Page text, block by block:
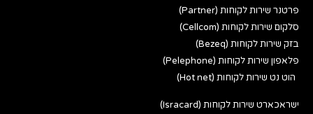
פרטנר שירות לקוחות (Partner)
סלקום שירות לקוחות (Cellcom)
בזק שירות לקוחות (Bezeq)
פלאפון שירות לקוחות (Pelephone)
הוט נט שירות לקוחות (Hot net)
ישראכארט שירות לקוחות (Isracard)